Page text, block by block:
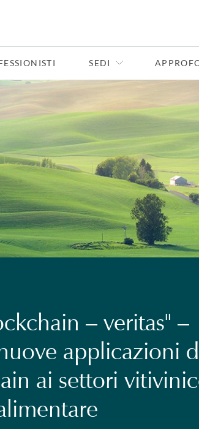
SEDI
– veritas" –
applicazioni
ai settori